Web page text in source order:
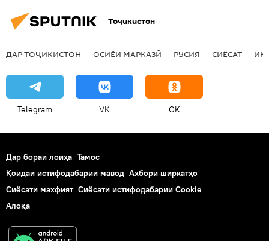
Тоҷикистон
ДАР ТОҶИКИСТОН ОСИЁИ МАРКАЗӢ РУСИЯ СИЁСАТ
Telegram VK OK
Дар бораи лоиҳа Тамос
Қоидаи истифодабарии мавод Ахбори ширкатҳо
Сиёсати махфият Сиёсати истифодабарии Cookie
Алоқа